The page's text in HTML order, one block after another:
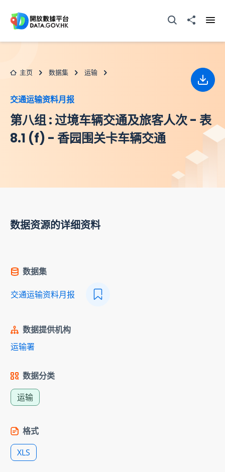
打开搜寻器分享至
主页 数据集 运输
交通运输资料月报
第八组 : 过境车辆交通及旅客人次 - 表
8.1 (f) - 香园围关卡车辆交通
下载
数据资源的详细资料
数据集
交通运输资料月报
数据提供机构
运输署
数据分类
运输
格式
XLS